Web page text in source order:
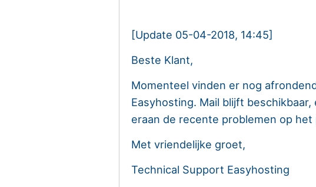
[Update 05-04-2018, 14:45]
Beste Klant,
Momenteel vinden er nog
Easyhosting. Mail blijft
eraan de recente problemen op
Met vriendelijke groet,
Technical Support Easyhosting